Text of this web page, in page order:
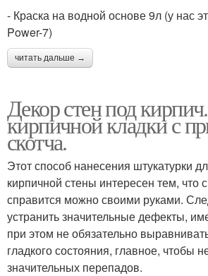
- Краска на водной основе 9л (у нас
Power-7)
читать дальше →
Декор стен под
кирпичной кладки с
скотча.
Этот способ нанесения штукатурки
кирпичной стены интересен тем, что
справится можно своими руками.
устранить значительные дефекты,
при этом не обязательно
гладкого состояния, главное, чтобы
значительных перепадов.